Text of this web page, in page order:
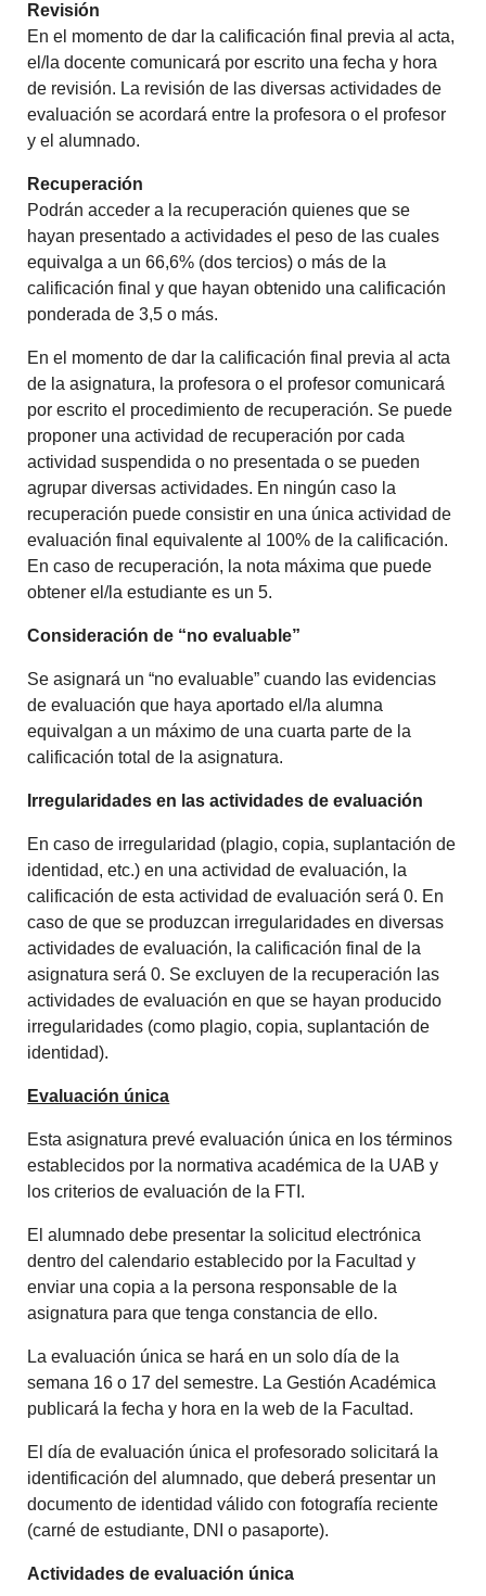
Revisión
En el momento de dar la calificación final previa al acta,
el/la docente comunicará por escrito una fecha y hora
de revisión. La revisión de las diversas actividades de
evaluación se acordará entre la profesora o el profesor
y el alumnado.
Recuperación
Podrán acceder a la recuperación quienes que se
hayan presentado a actividades el peso de las cuales
equivalga a un 66,6% (dos tercios) o más de la
calificación final y que hayan obtenido una calificación
ponderada de 3,5 o más.
En el momento de dar la calificación final previa al acta
de la asignatura, la profesora o el profesor comunicará
por escrito el procedimiento de recuperación. Se puede
proponer una actividad de recuperación por cada
actividad suspendida o no presentada o se pueden
agrupar diversas actividades. En ningún caso la
recuperación puede consistir en una única actividad de
evaluación final equivalente al 100% de la calificación.
En caso de recuperación, la nota máxima que puede
obtener el/la estudiante es un 5.
Consideración de “no evaluable”
Se asignará un “no evaluable” cuando las evidencias
de evaluación que haya aportado el/la alumna
equivalgan a un máximo de una cuarta parte de la
calificación total de la asignatura.
Irregularidades en las actividades de evaluación
En caso de irregularidad (plagio, copia, suplantación de
identidad, etc.) en una actividad de evaluación, la
calificación de esta actividad de evaluación será 0. En
caso de que se produzcan irregularidades en diversas
actividades de evaluación, la calificación final de la
asignatura será 0. Se excluyen de la recuperación las
actividades de evaluación en que se hayan producido
irregularidades (como plagio, copia, suplantación de
identidad).
Evaluación única
Esta asignatura prevé evaluación única en los términos
establecidos por la normativa académica de la UAB y
los criterios de evaluación de la FTI.
El alumnado debe presentar la solicitud electrónica
dentro del calendario establecido por la Facultad y
enviar una copia a la persona responsable de la
asignatura para que tenga constancia de ello.
La evaluación única se hará en un solo día de la
semana 16 o 17 del semestre. La Gestión Académica
publicará la fecha y hora en la web de la Facultad.
El día de evaluación única el profesorado solicitará la
identificación del alumnado, que deberá presentar un
documento de identidad válido con fotografía reciente
(carné de estudiante, DNI o pasaporte).
Actividades de evaluación única